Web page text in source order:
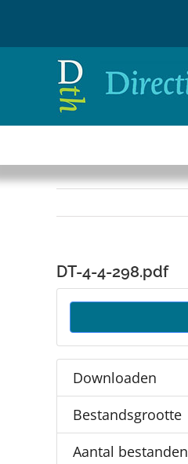
inhoud
DT-4-4-298.pdf
Downloaden
Bestandsgrootte
Aantal bestanden